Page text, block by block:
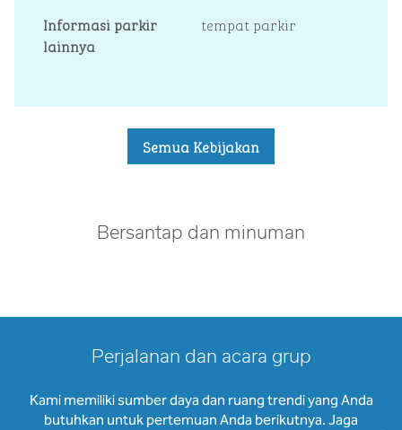
Informasi parkir
lainnya
tempat parkir
Semua Kebijakan
Bersantap dan minuman
Perjalanan dan acara grup
Kami memiliki sumber daya dan ruang trendi yang Anda
butuhkan untuk pertemuan Anda berikutnya. Jaga